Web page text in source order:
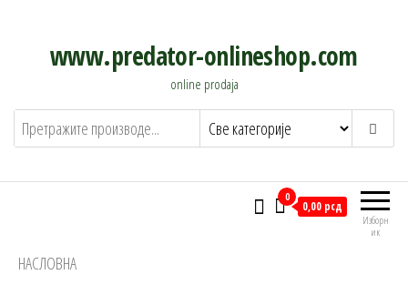
www.predator-onlineshop.com
online prodaja
Изборн
ик
0
0,00 рсд
НАСЛОВНА